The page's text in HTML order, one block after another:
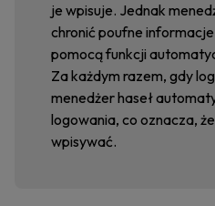
je wpisuje. Jednak
chronić poufne
pomocą funkcji
Za każdym razem, gdy
menedżer haseł
logowania, co oznacza,
wpisywać.